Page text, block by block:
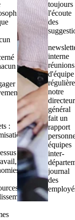
:
toujours
l'écoute
des
interne
réunions
d'équipe
notre
directeur
général
fait un
rapport
équipes
inter-
journal
des